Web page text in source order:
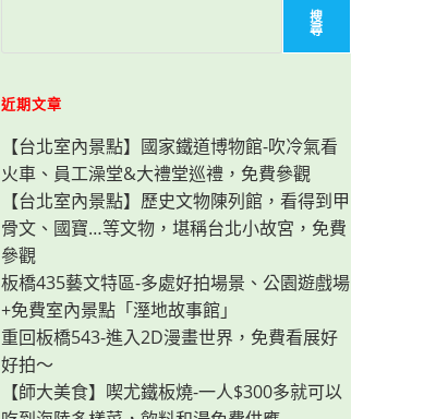
search
搜
尋
近期文章
【台北室內景點】國家鐵道博物館-吹冷氣看
火車、員工澡堂&大禮堂巡禮，免費參觀
【台北室內景點】歷史文物陳列館，看得到甲
骨文、國寶…等文物，堪稱台北小故宮，免費
參觀
板橋435藝文特區-多處好拍場景、公園遊戲場
+免費室內景點「溼地故事館」
重回板橋543-進入2D漫畫世界，免費看展好
好拍～
【師大美食】喫尤鐵板燒-一人$300多就可以